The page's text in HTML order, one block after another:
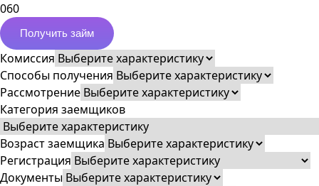
060
Получить займ
Комиссия
Способы получения
Рассмотрение
Категория заемщиков
Возраст заемщика
Регистрация
Документы